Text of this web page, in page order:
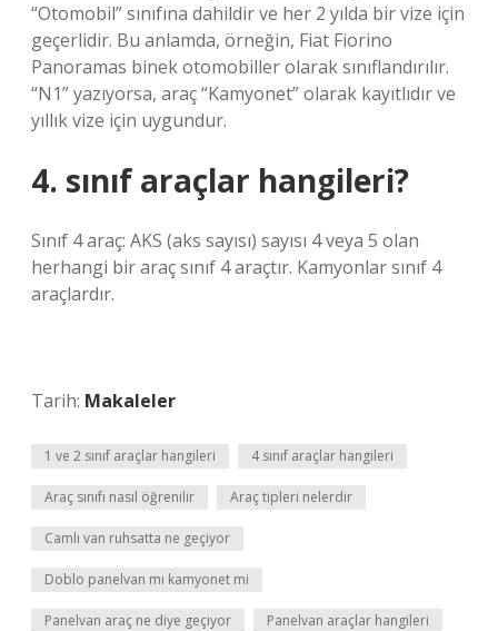
“Otomobil” sınıfına dahildir ve her 2 yılda bir vize için
geçerlidir. Bu anlamda, örneğin, Fiat Fiorino
Panoramas binek otomobiller olarak sınıflandırılır.
“N1” yazıyorsa, araç “Kamyonet” olarak kayıtlıdır ve
yıllık vize için uygundur.
4. sınıf araçlar hangileri?
Sınıf 4 araç: AKS (aks sayısı) sayısı 4 veya 5 olan
herhangi bir araç sınıf 4 araçtır. Kamyonlar sınıf 4
araçlardır.
Tarih: Makaleler
1 ve 2 sınıf araçlar hangileri 4 sınıf araçlar hangileri
Araç sınıfı nasıl öğrenilir Araç tipleri nelerdir
Camlı van ruhsatta ne geçiyor
Doblo panelvan mı kamyonet mi
Panelvan araç ne diye geçiyor Panelvan araçlar hangileri